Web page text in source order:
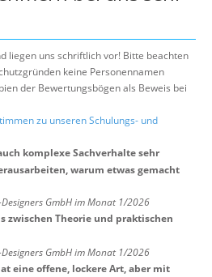
liegen uns schriftlich vor! Bitte beachten
keine Personennamen
der Bewertungsbögen als Beweis bei
zu unseren Schulungs- und
komplexe Sachverhalte sehr
warum etwas gemacht
GmbH im Monat 1/2026
zwischen Theorie und praktischen
GmbH im Monat 1/2026
eine offene, lockere Art, aber mit